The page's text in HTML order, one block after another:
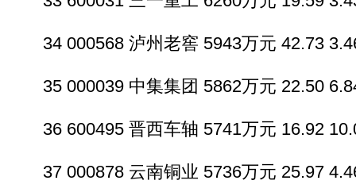
34 000568 泸州老窖 5943万元 42.73
35 000039 中集集团 5862万元 22.50
36 600495 晋西车轴 5741万元 16.92
37 000878 云南铜业 5736万元 25.97